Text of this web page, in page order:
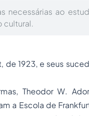
necessárias ao
cultural.
de 1923, e seus
Theodor W.
a Escola de